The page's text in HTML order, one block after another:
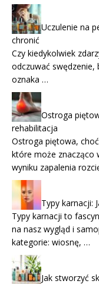
Uczulenie na
chronić
Czy kiedykolwiek
odczuwać swędzenie,
oznaka …
Ostroga
rehabilitacja
Ostroga piętowa,
które może znacząco
wyniku zapalenia
Typy karnacji:
Typy karnacji to
na nasz wygląd i
kategorie: wiosnę, …
Jak stworzyć